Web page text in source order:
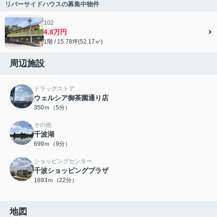
リバーサイドハウスの募集中物件
102
4.8万円
1階 / 15.78坪(52.17㎡)
周辺施設
ドラッグストア
ウェルシア御茶園通り店
350ｍ（5分）
その他
千波湖
699ｍ（9分）
ショッピングセンター
千波ショッピングプラザ
1693ｍ（22分）
地図